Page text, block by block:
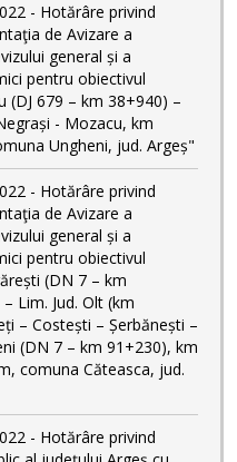
- Hotărâre privind
de Avizare a
general și a
pentru obiectivul
(DJ 679 – km 38+940) –
- Mozacu, km
Ungheni, jud. Argeș"
- Hotărâre privind
de Avizare a
general și a
pentru obiectivul
(DN 7 – km
Lim. Jud. Olt (km
– Costești – Șerbănești –
(DN 7 – km 91+230), km
comuna Căteasca, jud.
- Hotărâre privind